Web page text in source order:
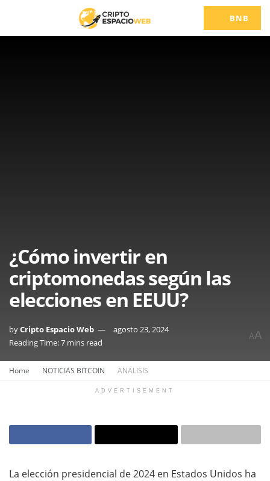
BNB
¿Cómo invertir en
criptomonedas según las
elecciones en EEUU?
byCripto Espacio Web
agosto 23, 2024
Reading Time: 7 mins read
AA
Home NOTICIAS BITCOIN ANALISIS
ADVERTISEMENT
La elección presidencial de 2024 en Estados Unidos ha